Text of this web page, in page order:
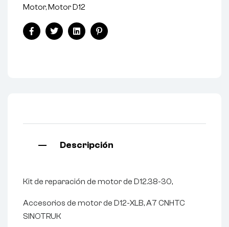
Motor,Motor D12
FacebookTwitterLinkedinPinterest
Descripción
Kit de reparación de motor de D12.38-30,
Accesorios de motor de D12-XLB, A7 CNHTC
SINOTRUK